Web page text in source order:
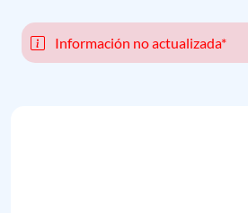
Información no actualizada*